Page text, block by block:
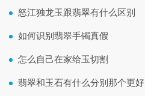
怒江独龙玉跟翡翠有什么区别
如何识别翡翠手镯真假
怎么自己在家给玉切割
翡翠和玉石有什么分别那个更好